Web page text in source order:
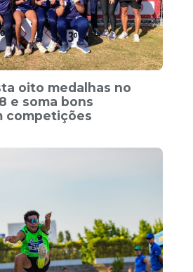
oito medalhas no
e soma bons
competições